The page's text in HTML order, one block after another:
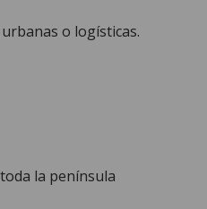
o logísticas.
la península